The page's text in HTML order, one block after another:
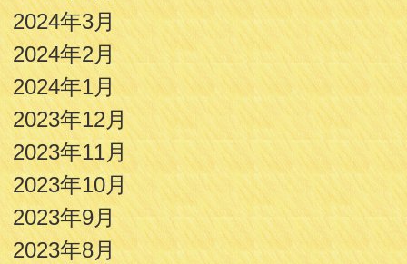
2024年3月
2024年2月
2024年1月
2023年12月
2023年11月
2023年10月
2023年9月
2023年8月